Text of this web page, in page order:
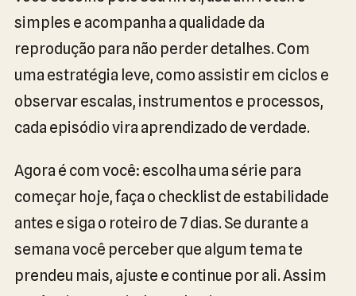
simples e acompanha a qualidade da
reprodução para não perder detalhes. Com
uma estratégia leve, como assistir em ciclos e
observar escalas, instrumentos e processos,
cada episódio vira aprendizado de verdade.
Agora é com você: escolha uma série para
começar hoje, faça o checklist de estabilidade
antes e siga o roteiro de 7 dias. Se durante a
semana você perceber que algum tema te
prendeu mais, ajuste e continue por ali. Assim